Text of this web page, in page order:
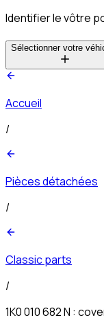
Identifier le vôtre
Sélectionner votre
Accueil
/
Pièces détachées
/
Classic parts
/
1K0 010 682 N :